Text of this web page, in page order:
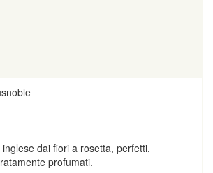
dai fiori a rosetta, perfetti,
profumati.